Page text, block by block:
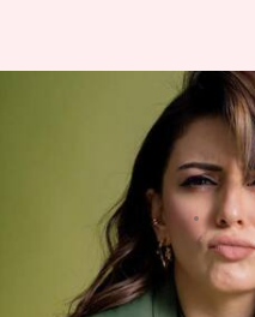
క్యాస్టింగ్ కౌచ్ పై
హన్సిక; ఏది
రాయొద్దంటూ
Sriram Pranateja May
ఈ వార్తాకథనం ఏంటి